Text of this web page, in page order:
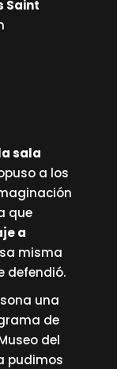
Saint
sala
a los
que
a
misma
defendió.
una
de
del
pudimos